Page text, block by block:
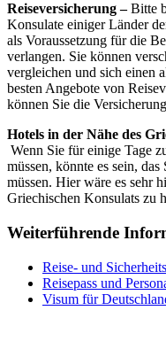
Reiseversicherung –Bitte
Konsulate einiger Länder
als Voraussetzung für die
verlangen. Sie können
vergleichen und sich einen
besten Angebote von
können Sie die
Hotels in der Nähe des
Wenn Sie für einige Tage
müssen, könnte es sein,
müssen. Hier wäre es sehr
Griechischen Konsulats zu
Weiterführende
Reise- und
Reisepass und
Visum für